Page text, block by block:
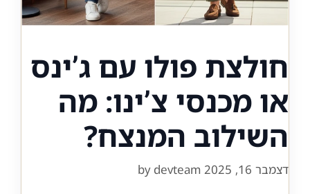
חולצת פולו עם ג’ינס
או מכנסי צ’ינו: מה
השילוב המנצח?
דצמבר 16, 2025 by devteam